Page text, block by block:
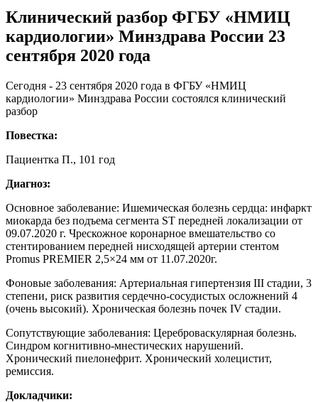
Клинический разбор ФГБУ «НМИЦ
кардиологии» Минздрава России 23
сентября 2020 года
Сегодня - 23 сентября 2020 года в ФГБУ «НМИЦ
кардиологии» Минздрава России состоялся клинический
разбор
Повестка:
Пациентка П., 101 год
Диагноз:
Основное заболевание: Ишемическая болезнь сердца: инфаркт
миокарда без подъема сегмента ST передней локализации от
09.07.2020 г. Чрескожное коронарное вмешательство со
стентированием передней нисходящей артерии стентом
Promus PREMIER 2,5×24 мм от 11.07.2020г.
Фоновые заболевания: Артериальная гипертензия III стадии, 3
степени, риск развития сердечно-сосудистых осложнений 4
(очень высокий). Хроническая болезнь почек IV стадии.
Сопутствующие заболевания: Цереброваскулярная болезнь.
Синдром когнитивно-мнестических нарушений.
Хронический пиелонефрит. Хронический холецистит,
ремиссия.
Докладчики: